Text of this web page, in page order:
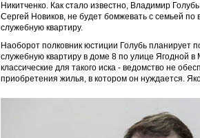
Никитченко. Как стало известно, Владимир
Сергей Новиков, не будет бомжевать с семьей по
служебную квартиру.
Наоборот полковник юстиции Голубь планирует
служебную квартиру в доме 8 по улице Ягодной в
классические для такого иска - ведомство не
приобретения жилья, в котором он нуждается.